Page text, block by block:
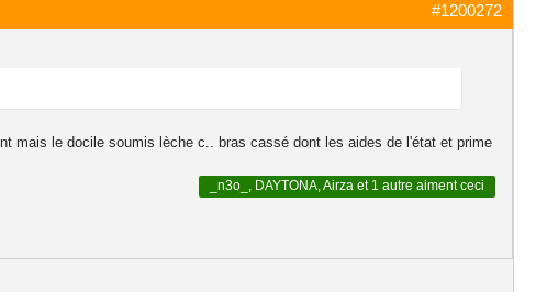
#1200272
mais le docile soumis lèche c.. bras cassé dont les aides de l'état et prime
_n3o_ , DAYTONA,Airza et 1 autre aiment ceci